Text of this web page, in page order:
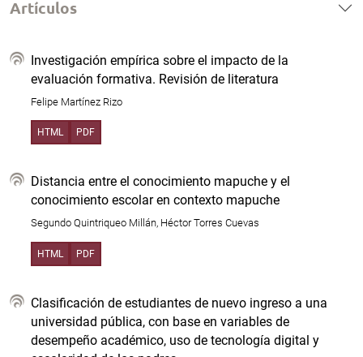
Artículos
Investigación empírica sobre el impacto de la
evaluación formativa. Revisión de literatura
Felipe Martínez Rizo
HTML PDF
Distancia entre el conocimiento mapuche y el
conocimiento escolar en contexto mapuche
Segundo Quintriqueo Millán, Héctor Torres Cuevas
HTML PDF
Clasificación de estudiantes de nuevo ingreso a una
universidad pública, con base en variables de
desempeño académico, uso de tecnología digital y